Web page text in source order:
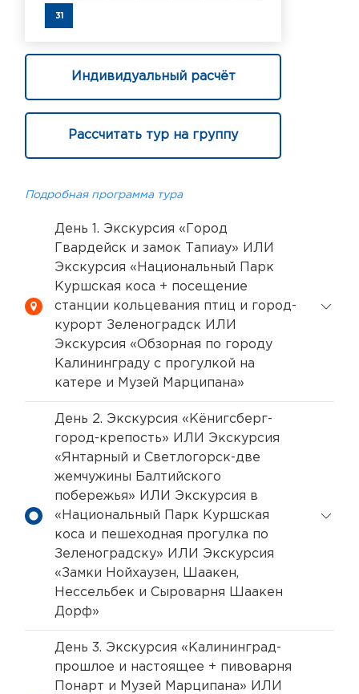
31
Индивидуальный расчёт
Рассчитать тур на группу
Подробная программа тура
День 1. Экскурсия «Город
Гвардейск и замок Тапиау» ИЛИ
Экскурсия «Национальный Парк
Куршская коса + посещение
станции кольцевания птиц и город-
курорт Зеленоградск ИЛИ
Экскурсия «Обзорная по городу
Калининграду с прогулкой на
катере и Музей Марципана»
День 2. Экскурсия «Кёнигсберг-
город-крепость» ИЛИ Экскурсия
«Янтарный и Светлогорск-две
жемчужины Балтийского
побережья» ИЛИ Экскурсия в
«Национальный Парк Куршская
коса и пешеходная прогулка по
Зеленоградску» ИЛИ Экскурсия
«Замки Нойхаузен, Шаакен,
Нессельбек и Сыроварня Шаакен
Дорф»
День 3. Экскурсия «Калининград-
прошлое и настоящее + пивоварня
Понарт и Музей Марципана» ИЛИ